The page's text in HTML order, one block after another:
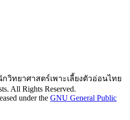
วิทยาศาสตร์เพาะเลี้ยงตัวอ่อนไทย
All Rights Reserved.
under the GNU General Public